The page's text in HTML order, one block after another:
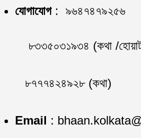
যোগাযোগ : ৯৬৪৭৪৭৯২৫৬
৮৩৩৫০৩১৯৩৪ (কথা /
৮৭৭৭৪২৪৯২৮ (কথা)
Email :